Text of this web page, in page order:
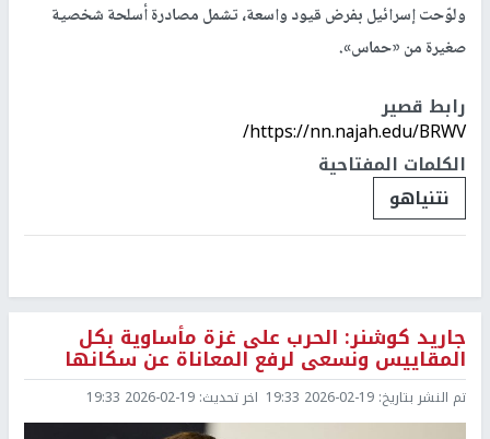
ولوّحت إسرائيل بفرض قيود واسعة، تشمل مصادرة أسلحة شخصية
صغيرة من «حماس».
رابط قصير
https://nn.najah.edu/BRWV/
الكلمات المفتاحية
نتنياهو
جاريد كوشنر: الحرب على غزة مأساوية بكل
المقاييس ونسعى لرفع المعاناة عن سكانها
تم النشر بتاريخ: 2026-02-19 19:33 اخر تحديث: 2026-02-19 19:33